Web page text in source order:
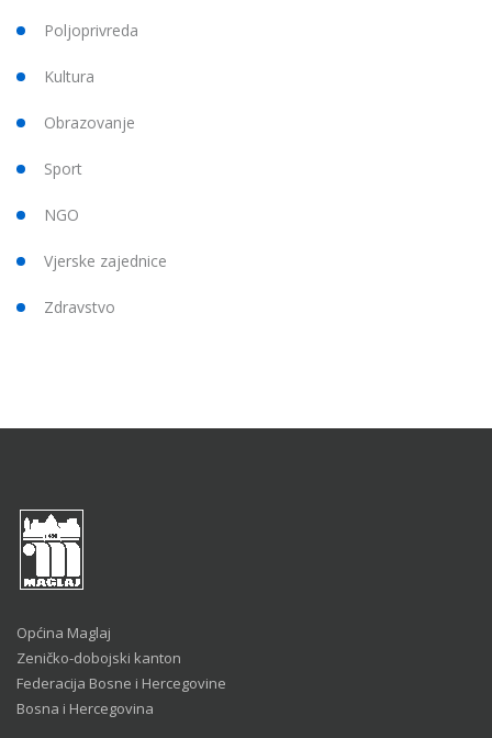
Poljoprivreda
Kultura
Obrazovanje
Sport
NGO
Vjerske zajednice
Zdravstvo
Općina Maglaj
Zeničko-dobojski kanton
Federacija Bosne i Hercegovine
Bosna i Hercegovina